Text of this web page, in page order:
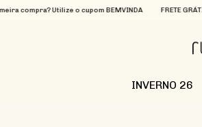
FRETE GRÁTIS nas compras acima de R$699 Que tal
INVERNO 26